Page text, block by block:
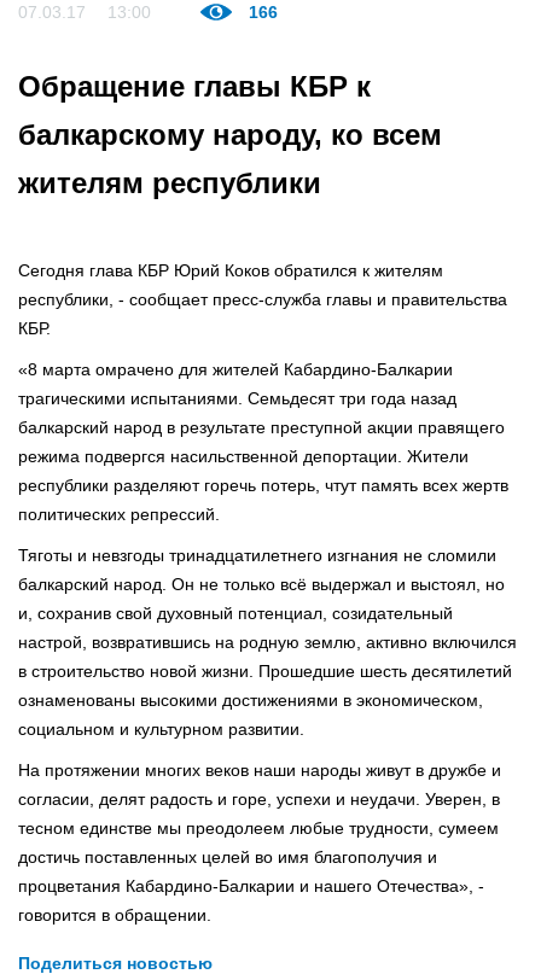
07.03.17 13:00 166
Обращение главы КБР к
балкарскому народу, ко всем
жителям республики
Сегодня глава КБР Юрий Коков обратился к жителям
республики, - сообщает пресс-служба главы и правительства
КБР.
«8 марта омрачено для жителей Кабардино-Балкарии
трагическими испытаниями. Семьдесят три года назад
балкарский народ в результате преступной акции правящего
режима подвергся насильственной депортации. Жители
республики разделяют горечь потерь, чтут память всех жертв
политических репрессий.
Тяготы и невзгоды тринадцатилетнего изгнания не сломили
балкарский народ. Он не только всё выдержал и выстоял, но
и, сохранив свой духовный потенциал, созидательный
настрой, возвратившись на родную землю, активно включился
в строительство новой жизни. Прошедшие шесть десятилетий
ознаменованы высокими достижениями в экономическом,
социальном и культурном развитии.
На протяжении многих веков наши народы живут в дружбе и
согласии, делят радость и горе, успехи и неудачи. Уверен, в
тесном единстве мы преодолеем любые трудности, сумеем
достичь поставленных целей во имя благополучия и
процветания Кабардино-Балкарии и нашего Отечества», -
говорится в обращении.
Поделиться новостью